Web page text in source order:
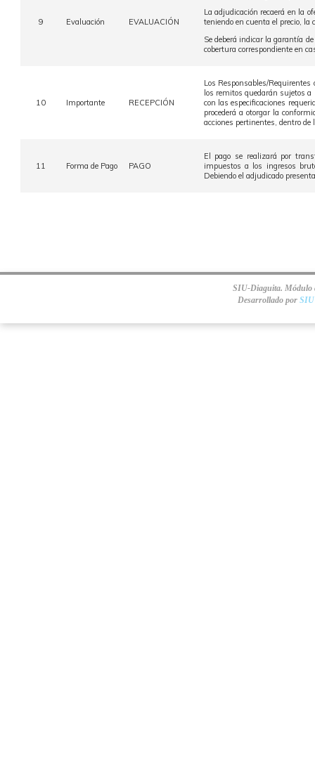
9 Evaluación EVALUACIÓN
La adjudicación recaerá en la
teniendo en cuenta el precio,
Se deberá indicar la garantía
cobertura correspondiente en
10 Importante RECEPCIÓN
Los Responsables/
los remitos quedarán sujetos
con las especificaciones
procederá a otorgar la
acciones pertinentes, dentro de
11 Forma de Pago PAGO
El pago se realizará por
impuestos a los ingresos
Debiendo el adjudicado
SIU-Diaguita. Módulo
Desarrollado por SIU